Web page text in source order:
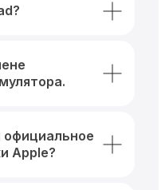
официальное
Apple?